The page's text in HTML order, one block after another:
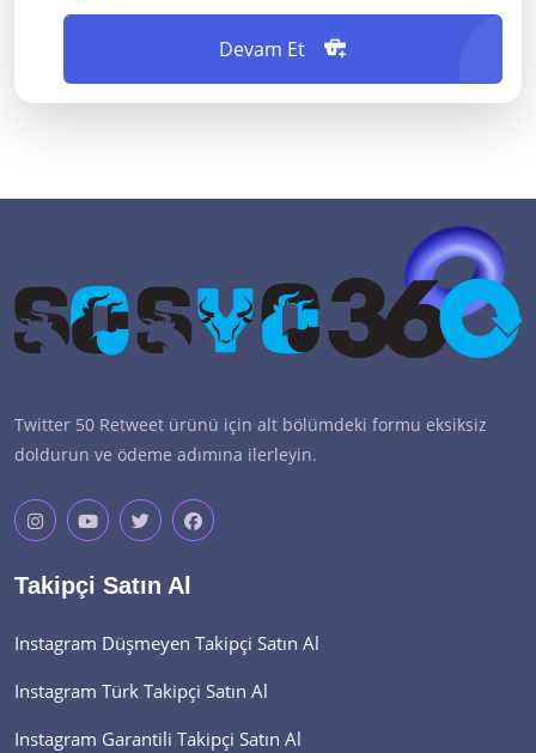
Devam Et
Twitter 50 Retweet ürünü için alt bölümdeki formu eksiksiz
doldurun ve ödeme adımına ilerleyin.
Takipçi Satın Al
Instagram Düşmeyen Takipçi Satın Al
Instagram Türk Takipçi Satın Al
Instagram Garantili Takipçi Satın Al